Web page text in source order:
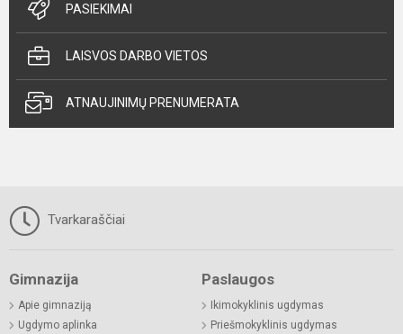
PASIEKIMAI
LAISVOS DARBO VIETOS
ATNAUJINIMŲ PRENUMERATA
Tvarkaraščiai
Gimnazija
Apie gimnaziją
Ugdymo aplinka
Paslaugos
Ikimokyklinis ugdymas
Priešmokyklinis ugdymas